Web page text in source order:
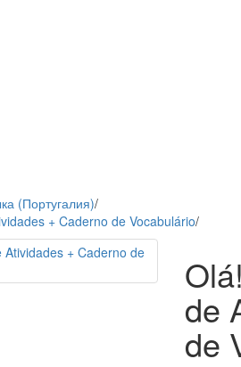
(Португалия)/
+ Caderno de Vocabulário/
de
de